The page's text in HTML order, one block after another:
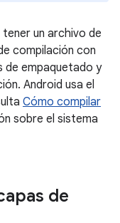
un archivo de
compilación con
de empaquetado y
Android usa el
Cómo compilar
sobre el sistema
de